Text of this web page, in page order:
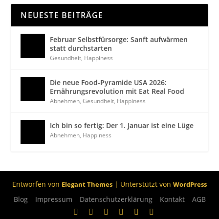
NEUESTE BEITRÄGE
Februar Selbstfürsorge: Sanft aufwärmen
statt durchstarten
Gesundheit, Happiness
Die neue Food-Pyramide USA 2026:
Ernährungsrevolution mit Eat Real Food
Abnehmen,Gesundheit, Happiness
Ich bin so fertig: Der 1. Januar ist eine Lüge
Abnehmen, Happiness
Entworfen von Elegant Themes | Unterstützt von WordPress
Blog Impressum Datenschutzerklärung Kontakt AGB